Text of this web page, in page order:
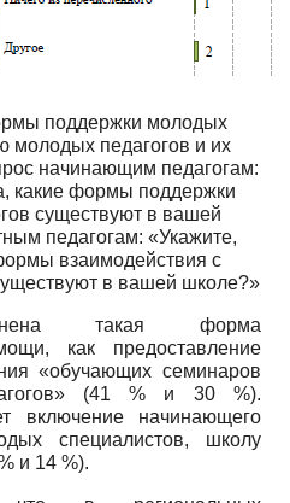
поддержки молодых
молодых педагогов и их
начинающим педагогам:
какие формы поддержки
существуют в вашей
педагогам: «Укажите,
взаимодействия с
в вашей школе?»
такая форма
как предоставление
«обучающих семинаров
(41 % и 30 %).
включение начинающего
специалистов, школу
и 14 %).